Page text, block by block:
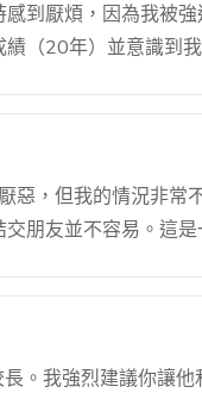
到厭煩，因為我被
（20年）並意識到
，但我的情況非常
朋友並不容易。這是
。我強烈建議你讓